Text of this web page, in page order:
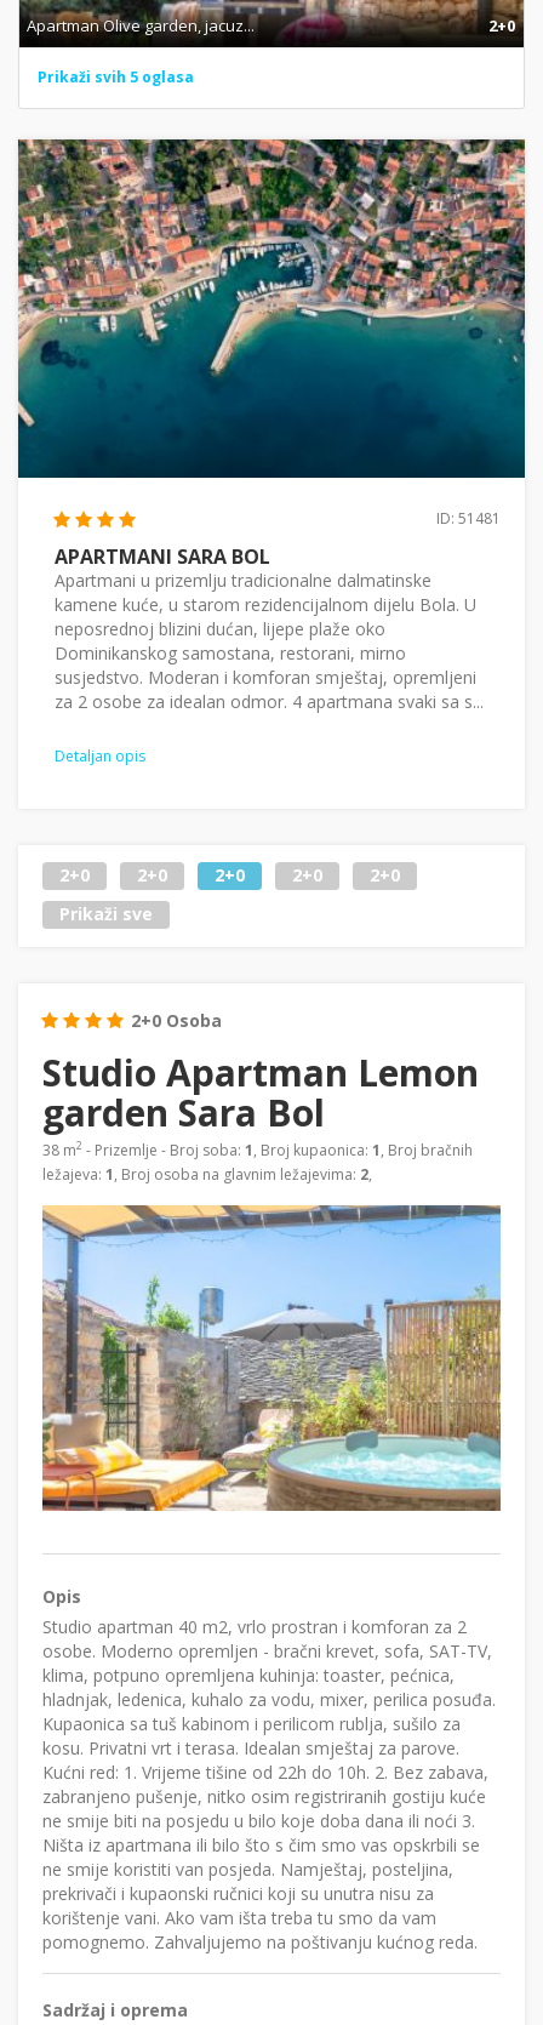
Apartman Olive garden, jacuz... 2+0
Prikaži svih 5 oglasa
ID: 51481
APARTMANI SARA BOL
Apartmani u prizemlju tradicionalne dalmatinske
kamene kuće, u starom rezidencijalnom dijelu Bola. U
neposrednoj blizini dućan, lijepe plaže oko
Dominikanskog samostana, restorani, mirno
susjedstvo. Moderan i komforan smještaj, opremljeni
za 2 osobe za idealan odmor. 4 apartmana svaki sa s...
Detaljan opis
2+0 2+0 2+0 2+0
2+0
Prikaži sve
2+0 Osoba
Studio Apartman Lemon
garden Sara Bol
38 m2 - Prizemlje - Broj soba: 1, Broj kupaonica: 1, Broj bračnih
ležajeva: 1, Broj osoba na glavnim ležajevima: 2,
Opis
Studio apartman 40 m2, vrlo prostran i komforan za 2
osobe. Moderno opremljen - bračni krevet, sofa, SAT-TV,
klima, potpuno opremljena kuhinja: toaster, pećnica,
hladnjak, ledenica, kuhalo za vodu, mixer, perilica posuđa.
Kupaonica sa tuš kabinom i perilicom rublja, sušilo za
kosu. Privatni vrt i terasa. Idealan smještaj za parove.
Kućni red: 1. Vrijeme tišine od 22h do 10h. 2. Bez zabava,
zabranjeno pušenje, nitko osim registriranih gostiju kuće
ne smije biti na posjedu u bilo koje doba dana ili noći 3.
Ništa iz apartmana ili bilo što s čim smo vas opskrbili se
ne smije koristiti van posjeda. Namještaj, posteljina,
prekrivači i kupaonski ručnici koji su unutra nisu za
korištenje vani. Ako vam išta treba tu smo da vam
pomognemo. Zahvaljujemo na poštivanju kućnog reda.
Sadržaj i oprema